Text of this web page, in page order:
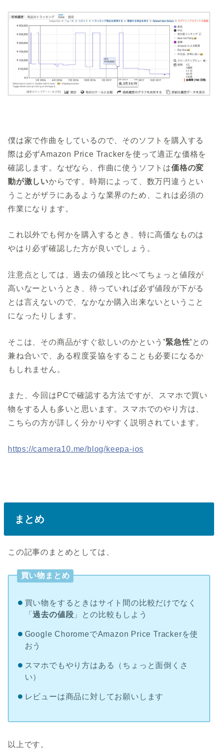
僕は家で作曲をしているので、そのソフトを購入する
際は必ずAmazon Price Trackerを使って適正な価格を
確認します。なぜなら、作曲に使うソフトは価格の変
動が激しいからです。時期によって、数万円違うとい
うことがザラにあるような業界のため、これは必須の
作業になります。
これ以外でも何かを購入するとき、特に高価なものは
やはり必ず確認した方が良いでしょう。
注意点としては、過去の値段と比べてちょっと値段が
高いなーというとき、待っていれば必ず値段が下がる
とは言えないので、なかなか購入出来ないということ
になったりします。
そこは、その商品がすぐ欲しいのかという ’緊急性’との
兼ね合いで、ある程度妥協をすることも必要になるか
もしれません。
また、今回はPCで確認する方法ですが、スマホで買い
物をする人も多いと思います。スマホでのやり方は、
こちらの方が詳しく分かりやすく説明されています。
https://camera10.me/blog/keepa-ios
まとめ
この記事のまとめとしては、
買い物まとめ
買い物をするときはサイト間の比較だけでなく
「過去の値段 」との比較もしよう
Google ChoromeでAmazon Price Trackerを使
おう
スマホでもやり方はある（ちょっと面倒くさ
い）
レビューは商品に対してお願いします
以上です。